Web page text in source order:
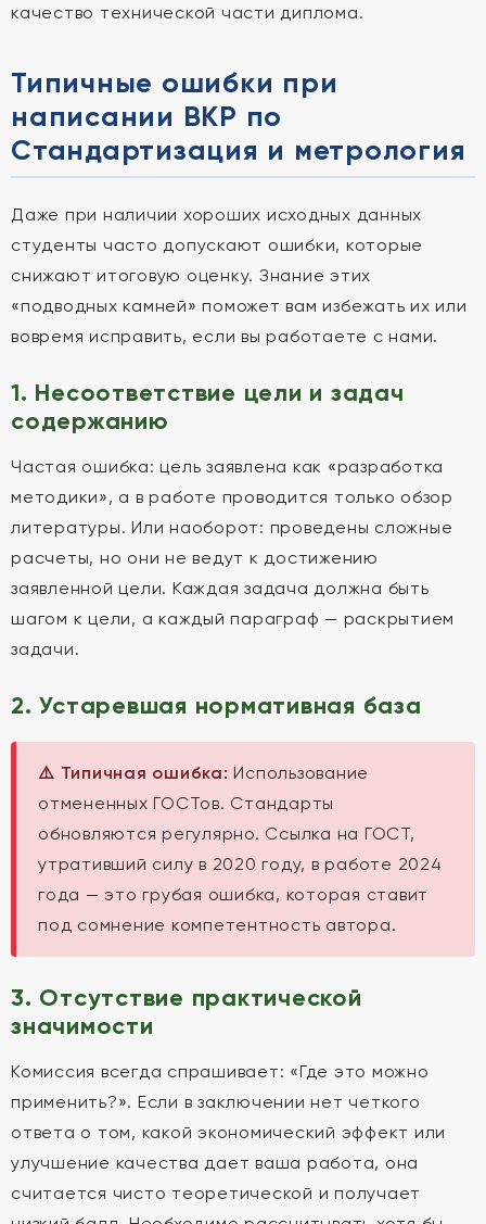
качество технической части диплома.
Типичные ошибки при
написании ВКР по
Стандартизация и метрология
Даже при наличии хороших исходных данных
студенты часто допускают ошибки, которые
снижают итоговую оценку. Знание этих
«подводных камней» поможет вам избежать их или
вовремя исправить, если вы работаете с нами.
1. Несоответствие цели и задач
содержанию
Частая ошибка: цель заявлена как «разработка
методики», а в работе проводится только обзор
литературы. Или наоборот: проведены сложные
расчеты, но они не ведут к достижению
заявленной цели. Каждая задача должна быть
шагом к цели, а каждый параграф — раскрытием
задачи.
2. Устаревшая нормативная база
⚠️ Типичная ошибка: Использование
отмененных ГОСТов. Стандарты
обновляются регулярно. Ссылка на ГОСТ,
утративший силу в 2020 году, в работе 2024
года — это грубая ошибка, которая ставит
под сомнение компетентность автора.
3. Отсутствие практической
значимости
Комиссия всегда спрашивает: «Где это можно
применить?». Если в заключении нет четкого
ответа о том, какой экономический эффект или
улучшение качества дает ваша работа, она
считается чисто теоретической и получает